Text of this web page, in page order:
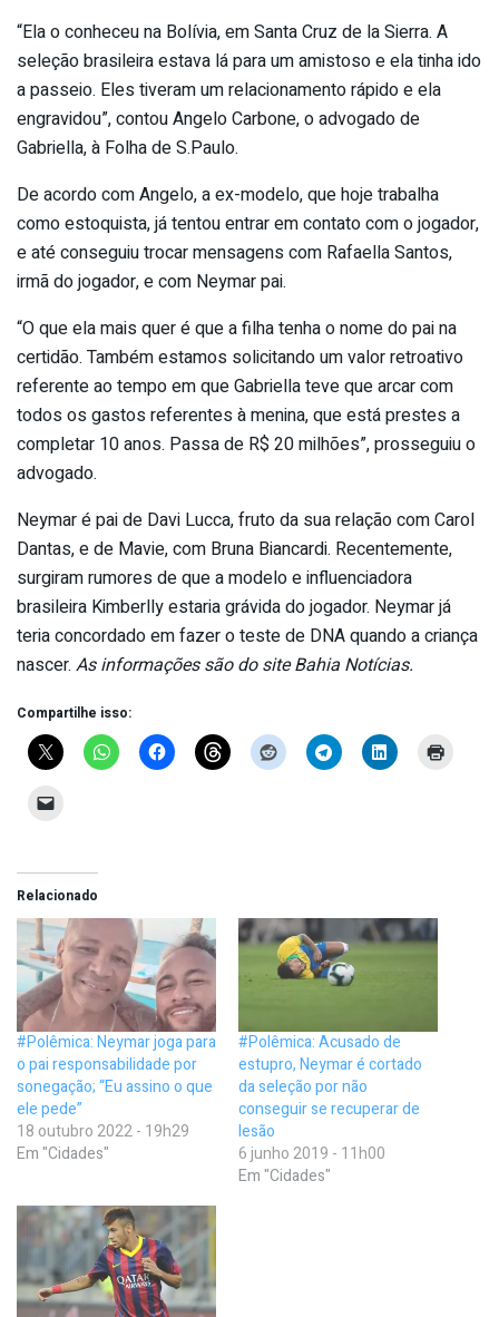
“Ela o conheceu na Bolívia, em Santa Cruz de la Sierra. A
seleção brasileira estava lá para um amistoso e ela tinha ido
a passeio. Eles tiveram um relacionamento rápido e ela
engravidou”, contou Angelo Carbone, o advogado de
Gabriella, à Folha de S.Paulo.
De acordo com Angelo, a ex-modelo, que hoje trabalha
como estoquista, já tentou entrar em contato com o jogador,
e até conseguiu trocar mensagens com Rafaella Santos,
irmã do jogador, e com Neymar pai.
“O que ela mais quer é que a filha tenha o nome do pai na
certidão. Também estamos solicitando um valor retroativo
referente ao tempo em que Gabriella teve que arcar com
todos os gastos referentes à menina, que está prestes a
completar 10 anos. Passa de R$ 20 milhões”, prosseguiu o
advogado.
Neymar é pai de Davi Lucca, fruto da sua relação com Carol
Dantas, e de Mavie, com Bruna Biancardi. Recentemente,
surgiram rumores de que a modelo e influenciadora
brasileira Kimberlly estaria grávida do jogador. Neymar já
teria concordado em fazer o teste de DNA quando a criança
nascer. As informações são do site Bahia Notícias.
Compartilhe isso:
Relacionado
#Polêmica: Neymar joga para
o pai responsabilidade por
sonegação; “Eu assino o que
ele pede”
18 outubro 2022 - 19h29
Em "Cidades"
#Polêmica: Acusado de
estupro, Neymar é cortado
da seleção por não
conseguir se recuperar de
lesão
6 junho 2019 - 11h00
Em "Cidades"